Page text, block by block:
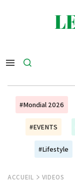
#Mondial 2026
#EVENTS
#Lifestyle
ACCUEIL VIDEOS